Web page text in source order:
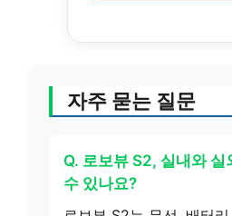
자주 묻는 질문
Q. 로보뷰 S2, 실내와 실
수 있나요?